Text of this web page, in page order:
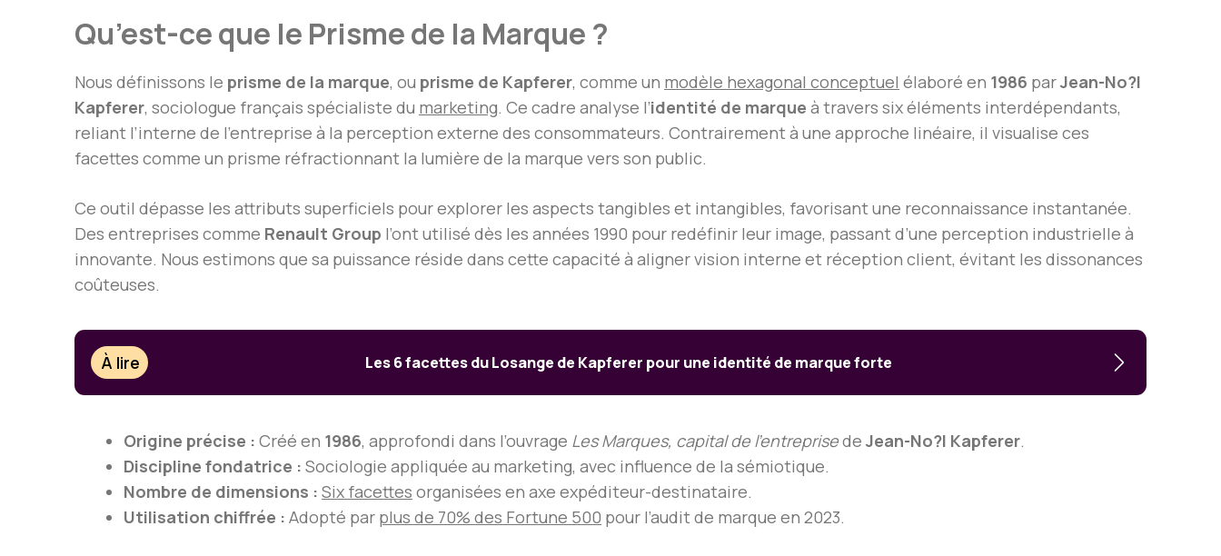
Qu’est-ce que le Prisme de la Marque ?
Nous définissons le prisme de la marque, ou prisme de Kapferer, comme un modèle hexagonal conceptuel élaboré en 1986 parJean-No?l
Kapferer, sociologue français spécialiste du marketing. Ce cadre analyse l’identité de marque à travers six éléments interdépendants,
reliant l’interne de l’entreprise à la perception externe des consommateurs. Contrairement à une approche linéaire, il visualise ces
facettes comme un prisme réfractionnant la lumière de la marque vers son public.
Ce outil dépasse les attributs superficiels pour explorer les aspects tangibles et intangibles, favorisant une reconnaissance instantanée.
Des entreprises comme Renault Group l’ont utilisé dès les années 1990 pour redéfinir leur image, passant d’une perception industrielle à
innovante. Nous estimons que sa puissance réside dans cette capacité à aligner vision interne et réception client, évitant les dissonances
coûteuses.
À lire Les 6 facettes du Losange de Kapferer pour une identité de marque forte
Origine précise : Créé en 1986, approfondi dans l’ouvrage Les Marques, capital de l’entreprisede Jean-No?l Kapferer.
Discipline fondatrice : Sociologie appliquée au marketing, avec influence de la sémiotique.
Nombre de dimensions : Six facettes organisées en axe expéditeur-destinataire.
Utilisation chiffrée : Adopté par plus de 70% des Fortune 500 pour l’audit de marque en 2023.